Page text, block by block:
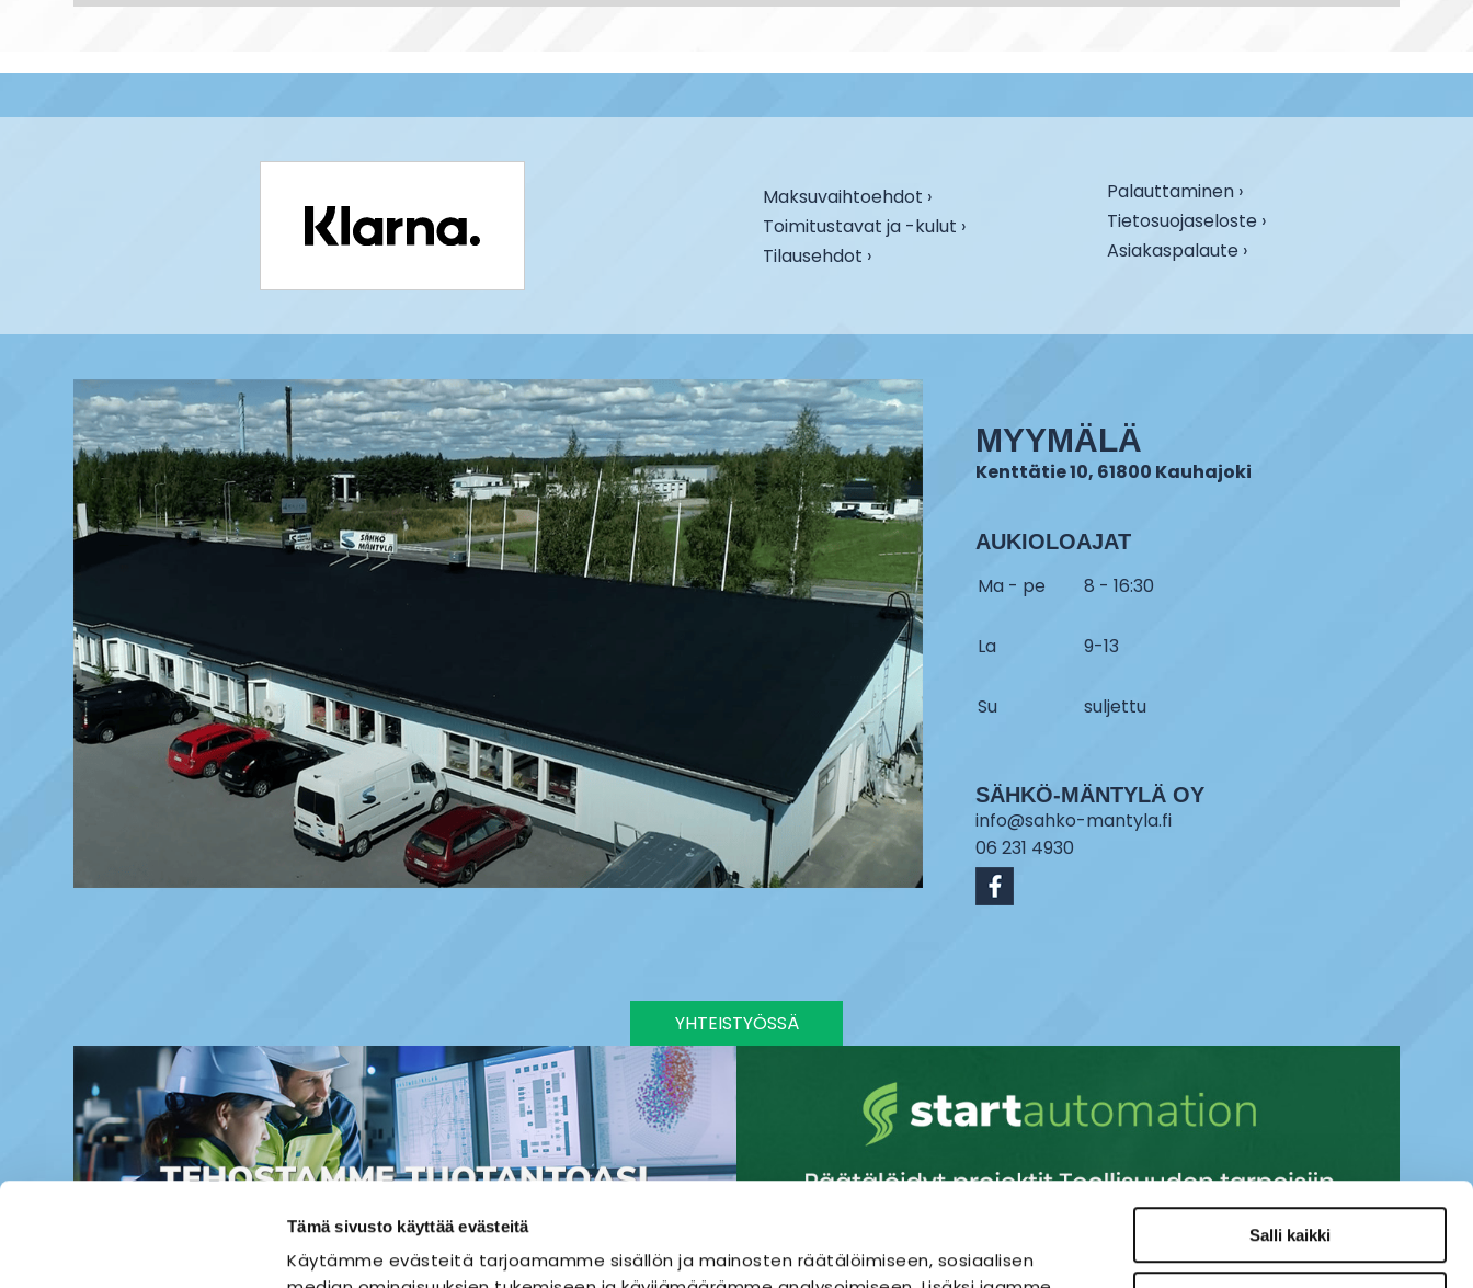
Tämä sivusto käyttää evästeitä
Käytämme evästeitä tarjoamamme sisällön ja mainosten räätälöimiseen, sosiaalisen
Salli kaikki
Maksuvaihtoehdot ›
Toimitustavat ja -kulut ›
Tilausehdot ›
Palauttaminen ›
Tietosuojaseloste ›
Asiakaspalaute ›
MYYMÄLÄ
Kenttätie 10, 61800 Kauhajoki
AUKIOLOAJAT
Ma - pe 8 - 16:30
La 9-13
Su suljettu
SÄHKÖ-MÄNTYLÄ OY
info@sahko-mantyla.fi
06 231 4930
YHTEISTYÖSSÄ